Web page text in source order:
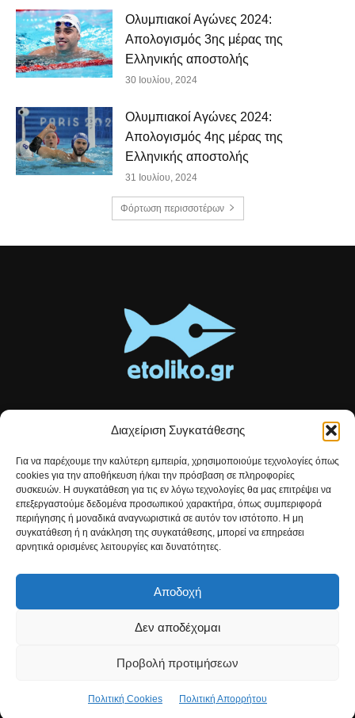
Διαχείριση Συγκατάθεσης
Για να παρέχουμε την καλύτερη εμπειρία, χρησιμοποιούμε τεχνολογίες όπως
cookies για την αποθήκευση ή/και την πρόσβαση σε πληροφορίες
συσκευών. Η συγκατάθεση για τις εν λόγω τεχνολογίες θα μας επιτρέψει να
επεξεργαστούμε δεδομένα προσωπικού χαρακτήρα, όπως συμπεριφορά
περιήγησης ή μοναδικά αναγνωριστικά σε αυτόν τον ιστότοπο. Η μη
συγκατάθεση ή η ανάκληση της συγκατάθεσης, μπορεί να επηρεάσει
αρνητικά ορισμένες λειτουργίες και δυνατότητες.
Αποδοχή
Δεν αποδέχομαι
Προβολή προτιμήσεων
Πολιτική Cookies Πολιτική Απορρήτου
Ολυμπιακοί Αγώνες 2024:
Απολογισμός 3ης μέρας της
Ελληνικής αποστολής
30 Ιουλίου, 2024
Ολυμπιακοί Αγώνες 2024:
Απολογισμός 4ης μέρας της
Ελληνικής αποστολής
31 Ιουλίου, 2024
Φόρτωση περισσοτέρων
Τοπικές ειδήσεις, αναλύσεις και ιστορίες από το Αιτωλικό
Αρθρογραφία που συνδέει, εμπνέει και ενημερώνει.
Επικοινωνήστε μαζί μας:etolikogr@gmail.com
ΒΡΕΙΤΕ ΜΑΣ
© Developed byChristos Kontousias